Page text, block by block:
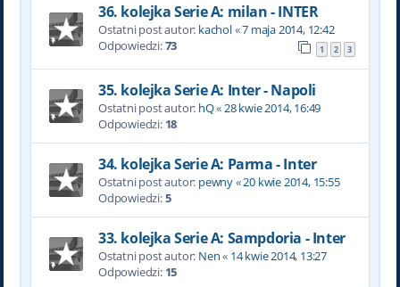
36. kolejka Serie A: milan - INTER
Ostatni post autor: kachol«7 maja 2014, 12:42
Odpowiedzi:73 1 2 3
35. kolejka Serie A: Inter - Napoli
Ostatni post autor: hQ«28 kwie 2014, 16:49
Odpowiedzi: 18
34. kolejka Serie A: Parma - Inter
Ostatni post autor: pewny«20 kwie 2014, 15:55
Odpowiedzi:5
33. kolejka Serie A: Sampdoria - Inter
Ostatni post autor: Nen« 14 kwie 2014, 13:27
Odpowiedzi: 15